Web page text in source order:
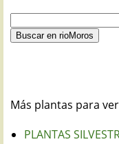
Más plantas para
PLANTAS